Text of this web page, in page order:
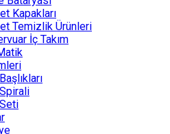
Kapakları
Temizlik Ürünleri
İç Takım